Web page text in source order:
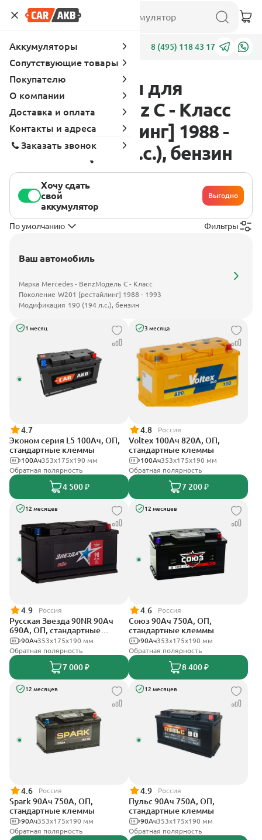
Адреса 8 (495) 118 43 17
Аккумуляторы для
Mercedes - Benz C - Класс
W201 [рестайлинг] 1988 -
1993 190 (194 л.с.), бензин
Хочу сдать
свой
аккумулятор
Выгодно
По умолчанию Фильтры
Ваш автомобиль
Марка Mercedes - BenzМодель C - Класс
Поколение W201 [рестайлинг] 1988 - 1993
Модификация 190 (194 л.с.), бензин
1 месяц
4.7
Эконом серия L5 100Ач, ОП,
стандартные клеммы
353х175х190 мм
100Ач
Обратная полярность
4 500 ₽
3 месяца
4.8 Россия
Voltex 100Ач 820А, ОП,
стандартные клеммы
353х175х190 мм
100Ач
Обратная полярность
7 200 ₽
12 месяцев
4.9 Россия
Русская Звезда 90NR 90Ач
690А, ОП, стандартные
клеммы353x175x190 мм
90Ач
Обратная полярность
7 000 ₽
12 месяцев
4.6 Россия
Союз 90Ач 750А, ОП,
стандартные клеммы
353x175x190 мм
90Ач
Обратная полярность
8 400 ₽
12 месяцев
4.6 Россия
Spark 90Ач 750А, ОП,
стандартные клеммы
353х175х190 мм
90Ач
Обратная полярность
12 месяцев
4.9 Россия
Пульс 90Ач 750А, ОП,
стандартные клеммы
353x175x190 мм
90Ач
Обратная полярность
Аккумуляторы
Сопутствующие товары
Покупателю
О компании
Доставка и оплата
Контакты и адреса
Заказать звонок